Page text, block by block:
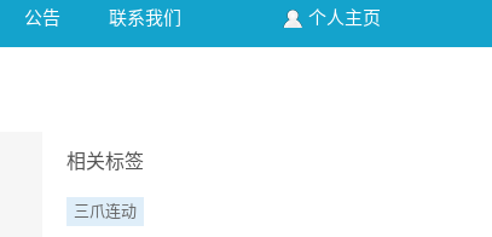
公告 联系我们 个人主页
相关标签
三爪连动